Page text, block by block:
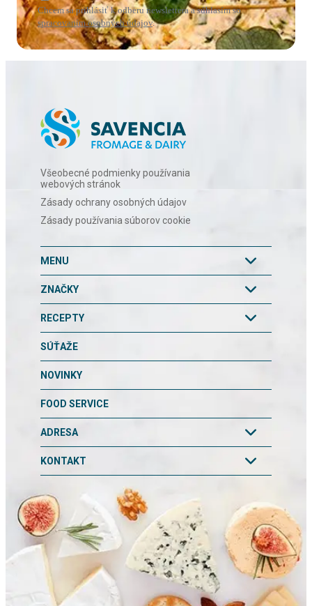
Chcem sa prihlásiť k odberu newslettera a súhlasím so
spracovaním osobných údajov.
Všeobecné podmienky používania
webových stránok
Zásady ochrany osobných údajov
Zásady používania súborov cookie
MENU
ZNAČKY
RECEPTY
SÚŤAŽE
NOVINKY
FOOD SERVICE
ADRESA
KONTAKT